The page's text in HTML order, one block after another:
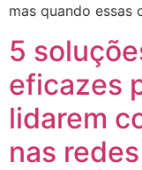
mas quando
5
eficazes
lidarem
nas